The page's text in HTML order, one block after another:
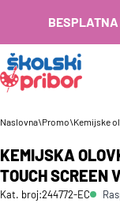
Naslovna\Promo\Kemijske
KEMIJSKA
TOUCH SCREEN
Kat. broj:244772-EC